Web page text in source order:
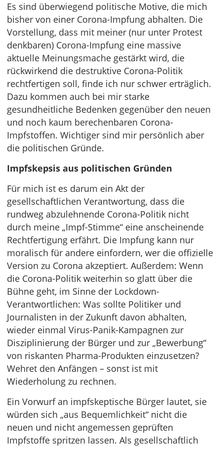
Es sind überwiegend politische Motive, die mich
bisher von einer Corona-Impfung abhalten. Die
Vorstellung, dass mit meiner (nur unter Protest
denkbaren) Corona-Impfung eine massive
aktuelle Meinungsmache gestärkt wird, die
rückwirkend die destruktive Corona-Politik
rechtfertigen soll, finde ich nur schwer erträglich.
Dazu kommen auch bei mir starke
gesundheitliche Bedenken gegenüber den neuen
und noch kaum berechenbaren Corona-
Impfstoffen. Wichtiger sind mir persönlich aber
die politischen Gründe.
Impfskepsis aus politischen Gründen
Für mich ist es darum ein Akt der
gesellschaftlichen Verantwortung, dass die
rundweg abzulehnende Corona-Politik nicht
durch meine „Impf-Stimme“ eine anscheinende
Rechtfertigung erfährt. Die Impfung kann nur
moralisch für andere einfordern, wer die offizielle
Version zu Corona akzeptiert. Außerdem: Wenn
die Corona-Politik weiterhin so glatt über die
Bühne geht, im Sinne der Lockdown-
Verantwortlichen: Was sollte Politiker und
Journalisten in der Zukunft davon abhalten,
wieder einmal Virus-Panik-Kampagnen zur
Disziplinierung der Bürger und zur „Bewerbung“
von riskanten Pharma-Produkten einzusetzen?
Wehret den Anfängen – sonst ist mit
Wiederholung zu rechnen.
Ein Vorwurf an impfskeptische Bürger lautet, sie
würden sich „aus Bequemlichkeit“ nicht die
neuen und nicht angemessen geprüften
Impfstoffe spritzen lassen. Als gesellschaftlich